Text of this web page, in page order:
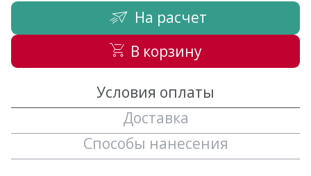
На расчет
В корзину
Условия оплаты
Доставка
Способы нанесения